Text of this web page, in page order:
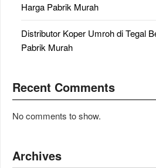
Harga Pabrik Murah
Distributor Koper Umroh di Tegal
Pabrik Murah
Recent Comments
No comments to show.
Archives